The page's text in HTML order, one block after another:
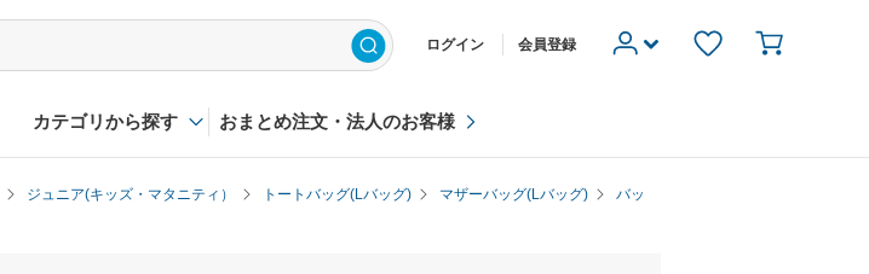
ログイン 会員登録
カテゴリから探す おまとめ注文・法人のお客様
ジュニア(キッズ・マタニティ） トートバッグ(Lバッグ) マザーバッグ(Lバッグ)
バッ